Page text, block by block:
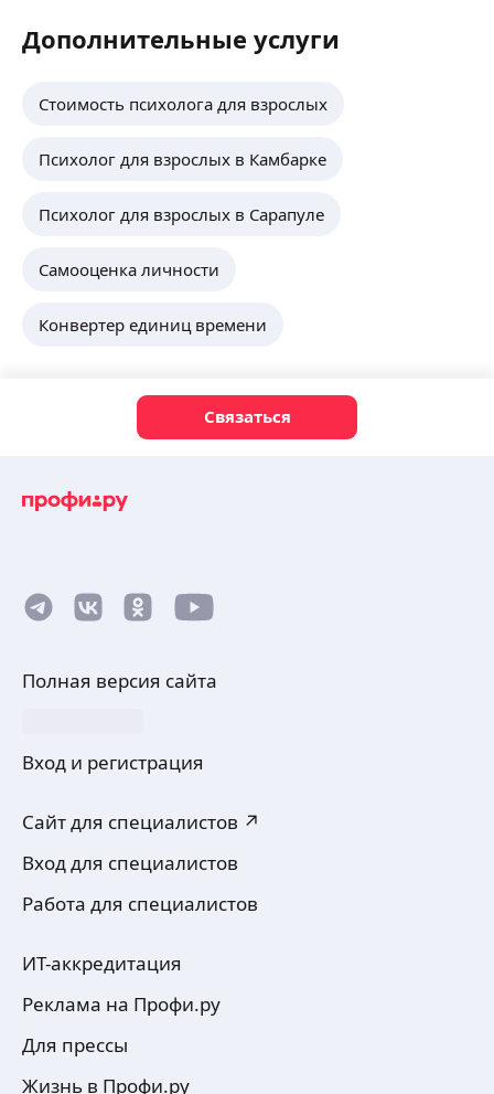
Дополнительные услуги
Стоимость психолога для взрослых
Психолог для взрослых в Камбарке
Психолог для взрослых в Сарапуле
Самооценка личности
Конвертер единиц времени
Связаться
Полная версия сайта
Вход и регистрация
Сайт для специалистов ↗
Вход для специалистов
Работа для специалистов
ИТ-аккредитация
Реклама на Профи.ру
Для прессы
Жизнь в Профи.ру